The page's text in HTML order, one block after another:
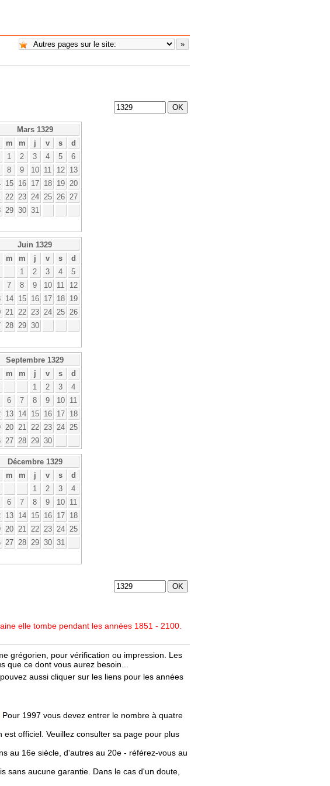
Mars 1329
m m j v s
d
1
2 3 4 5
6
8 9 10 11 12
13
15 16 17 18 19
20
22 23 24 25 26
27
29 30 31
Juin 1329
m m j v s
d
1
2 3 4
5
7 8 9 10 11
12
14 15 16 17 18
19
21 22 23 24 25
26
28 29 30
Septembre 1329
m m j v s
d
1
2 3
4
6 7 8 9 10
11
13 14 15 16 17
18
20 21 22 23 24
25
27 28 29 30
Décembre 1329
m m j v s
d
1
2 3
4
6 7 8 9 10
11
13 14 15 16 17
18
20 21 22 23 24
25
27 28 29 30 31
elle tombe pendant les années 1851 - 2100.
grégorien, pour vérification ou impression. Les
ce dont vous aurez besoin...
aussi cliquer sur les liens pour les années
. Pour 1997 vous devez entrer le nombre à quatre
officiel. Veuillez consulter sa page pour plus
au 16e siècle, d'autres au 20e - référez-vous au
sans aucune garantie. Dans le cas d'un doute,